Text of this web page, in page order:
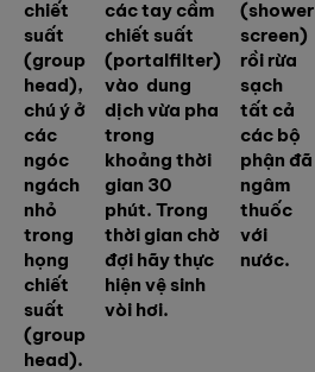
chiết
suất
(group
head),
chú ý ở
các
ngóc
ngách
nhỏ
trong
họng
chiết
suất
(group
head).
các tay cầm
chiết suất
(portalfilter)
vào dung
dịch vừa pha
trong
khoảng thời
gian 30
phút. Trong
thời gian chờ
đợi hãy thực
hiện vệ sinh
vòi hơi.
(shower
screen)
rồi rừa
sạch
tất cả
các bộ
phận đã
ngâm
thuốc
với
nước.